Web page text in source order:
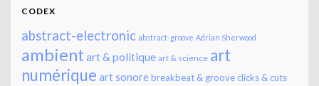
CODEX
abstract-electronic abstract-groove Adrian Sherwood
ambient art & politique art & science art
numérique art sonorebreakbeat & groove clicks & cuts